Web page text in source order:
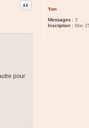
Yon
Messages : 3
Inscription : Mar
Citer
pour